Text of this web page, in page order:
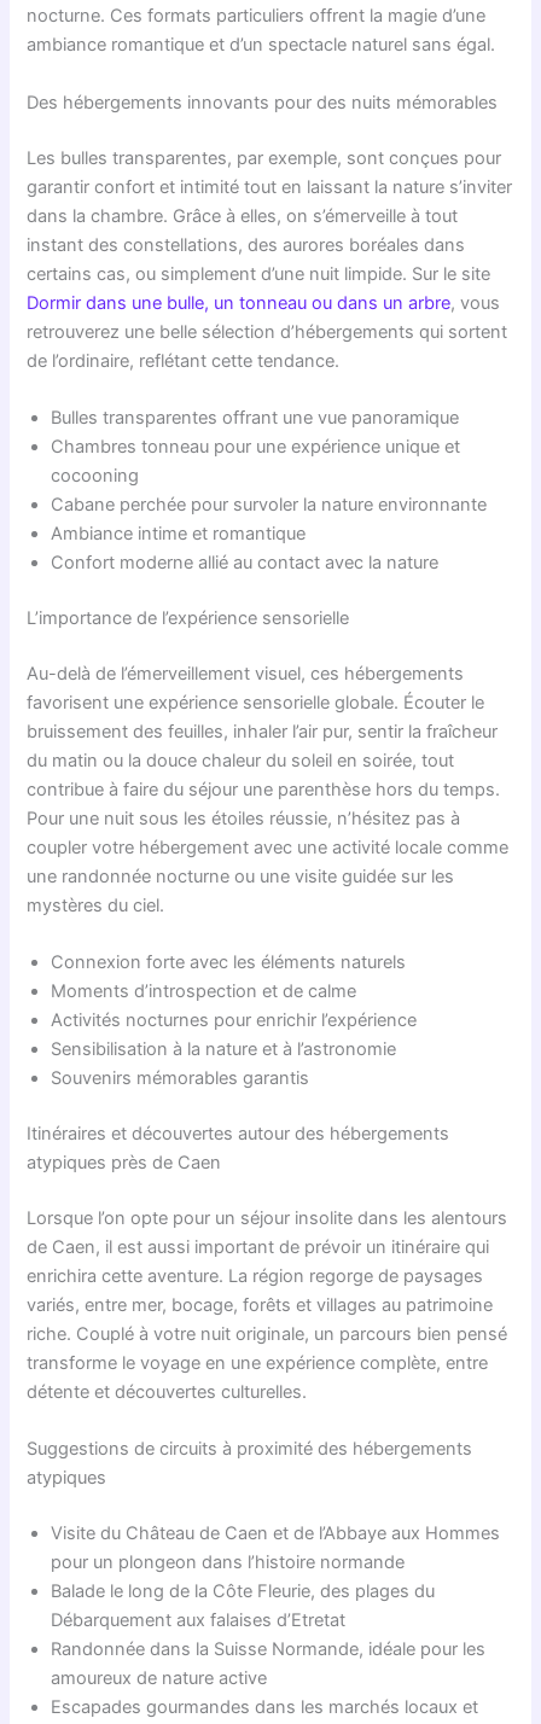
nocturne. Ces formats particuliers offrent la magie d’une
ambiance romantique et d’un spectacle naturel sans égal.
Des hébergements innovants pour des nuits mémorables
Les bulles transparentes, par exemple, sont conçues pour
garantir confort et intimité tout en laissant la nature s’inviter
dans la chambre. Grâce à elles, on s’émerveille à tout
instant des constellations, des aurores boréales dans
certains cas, ou simplement d’une nuit limpide. Sur le site
Dormir dans une bulle, un tonneau ou dans un arbre, vous
retrouverez une belle sélection d’hébergements qui sortent
de l’ordinaire, reflétant cette tendance.
Bulles transparentes offrant une vue panoramique
Chambres tonneau pour une expérience unique et
cocooning
Cabane perchée pour survoler la nature environnante
Ambiance intime et romantique
Confort moderne allié au contact avec la nature
L’importance de l’expérience sensorielle
Au-delà de l’émerveillement visuel, ces hébergements
favorisent une expérience sensorielle globale. Écouter le
bruissement des feuilles, inhaler l’air pur, sentir la fraîcheur
du matin ou la douce chaleur du soleil en soirée, tout
contribue à faire du séjour une parenthèse hors du temps.
Pour une nuit sous les étoiles réussie, n’hésitez pas à
coupler votre hébergement avec une activité locale comme
une randonnée nocturne ou une visite guidée sur les
mystères du ciel.
Connexion forte avec les éléments naturels
Moments d’introspection et de calme
Activités nocturnes pour enrichir l’expérience
Sensibilisation à la nature et à l’astronomie
Souvenirs mémorables garantis
Itinéraires et découvertes autour des hébergements
atypiques près de Caen
Lorsque l’on opte pour un séjour insolite dans les alentours
de Caen, il est aussi important de prévoir un itinéraire qui
enrichira cette aventure. La région regorge de paysages
variés, entre mer, bocage, forêts et villages au patrimoine
riche. Couplé à votre nuit originale, un parcours bien pensé
transforme le voyage en une expérience complète, entre
détente et découvertes culturelles.
Suggestions de circuits à proximité des hébergements
atypiques
Visite du Château de Caen et de l’Abbaye aux Hommes
pour un plongeon dans l’histoire normande
Balade le long de la Côte Fleurie, des plages du
Débarquement aux falaises d’Etretat
Randonnée dans la Suisse Normande, idéale pour les
amoureux de nature active
Escapades gourmandes dans les marchés locaux et